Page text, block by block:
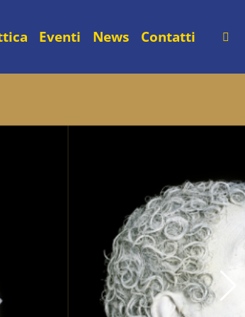
Eventi News Contatti